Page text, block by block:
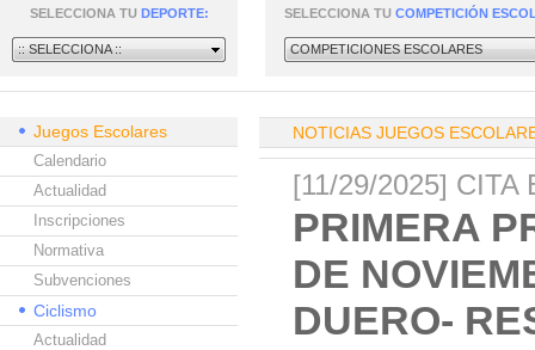
SELECCIONA TU DEPORTE:
:: SELECCIONA ::
SELECCIONA TU COMPETICIÓN
COMPETICIONES ESCOLARES
Juegos Escolares
Calendario
Actualidad
Inscripciones
Normativa
Subvenciones
Ciclismo
Actualidad
NOTICIAS JUEGOS
[11/29/2025] CITA
PRIMERA
DE
DUERO-